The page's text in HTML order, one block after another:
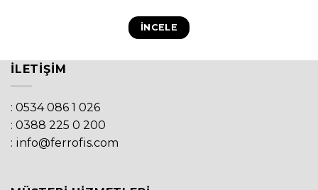
İNCELE
İLETIŞIM
: 0534 086 1 026
: 0388 225 0 200
: info@ferrofis.com